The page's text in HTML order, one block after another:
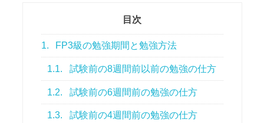
目次
1. FP3級の勉強期間と勉強方法
1.1. 試験前の8週間前以前の勉強の仕方
1.2. 試験前の6週間前の勉強の仕方
1.3. 試験前の4週間前の勉強の仕方